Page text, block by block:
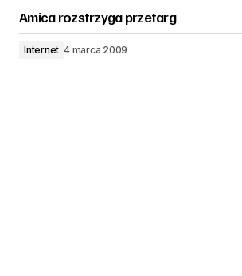
Amica rozstrzyga przetarg
Internet 4 marca 2009